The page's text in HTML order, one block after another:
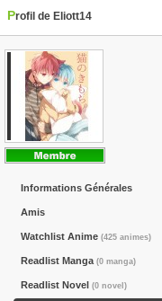
Profil de Eliott14
Informations Générales
Amis
Watchlist Anime (425 animes)
Readlist Manga (0 manga)
Readlist Novel (0 novel)